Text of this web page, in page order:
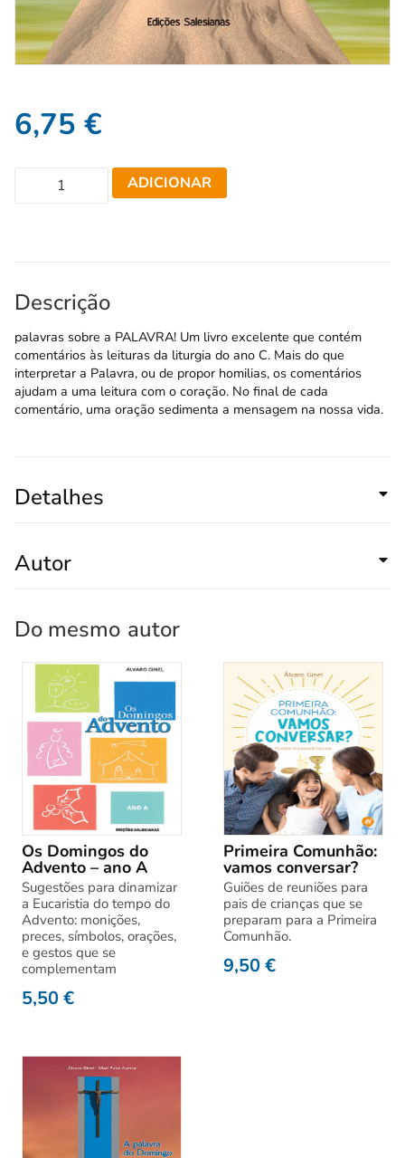
6,75 €
ADICIONAR
Descrição
palavras sobre a PALAVRA! Um livro excelente que contém
comentários às leituras da liturgia do ano C. Mais do que
interpretar a Palavra, ou de propor homilias, os comentários
ajudam a uma leitura com o coração. No final de cada
comentário, uma oração sedimenta a mensagem na nossa vida.
Detalhes
Autor
Do mesmo autor
Os Domingos do
Advento – ano A
Sugestões para dinamizar
a Eucaristia do tempo do
Advento: monições,
preces, símbolos, orações,
e gestos que se
complementam
5,50€
Primeira Comunhão:
vamos conversar?
Guiões de reuniões para
pais de crianças que se
preparam para a Primeira
Comunhão.
9,50€